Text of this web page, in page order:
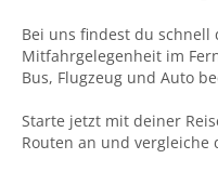
Bei uns findest du
Mitfahrgelegenheit im
Bus, Flugzeug und Auto
Starte jetzt mit deiner
Routen an und vergleiche